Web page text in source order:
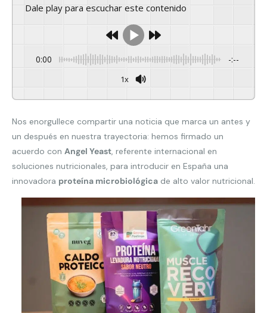
Dale play para escuchar este contenido
0:00 -:--
1x
Nos enorgullece compartir una noticia que marca un antes y
un después en nuestra trayectoria: hemos firmado un
acuerdo con Angel Yeast, referente internacional en
soluciones nutricionales, para introducir en España una
innovadora proteína microbiológica de alto valor nutricional.